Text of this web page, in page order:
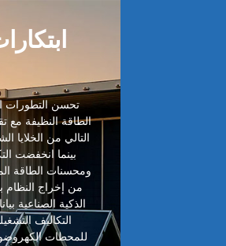
تحسن التطورات
الطاقة النظيفة مع
ومحسنات الطاقة
الذكية الصناعية
للمحطات